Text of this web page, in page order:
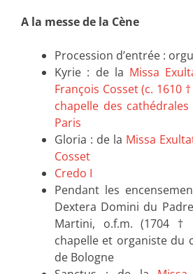
A la messe de la Cène
Procession d’entrée :
Kyrie : de la Missa
François Cosset (c. 1610
chapelle des
Paris
Gloria : de la Missa
Cosset
Credo I
Pendant les
Dextera Domini du
Martini, o.f.m. (1704
chapelle et organiste du
de Bologne